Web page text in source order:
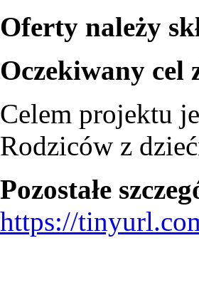
Oferty należy
Oczekiwany cel
Celem projektu
Rodziców z
Pozostałe
https://